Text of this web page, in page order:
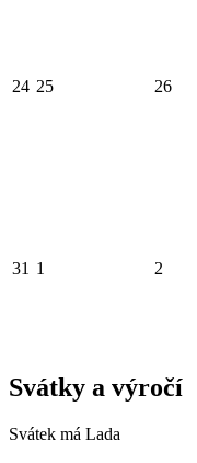
24 25 26
31 1 2
Svátky a výročí
Svátek má Lada